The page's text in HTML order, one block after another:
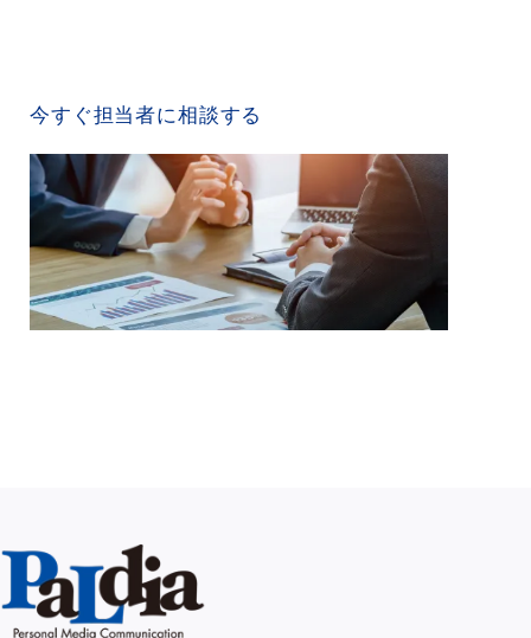
今すぐ担当者に相談する